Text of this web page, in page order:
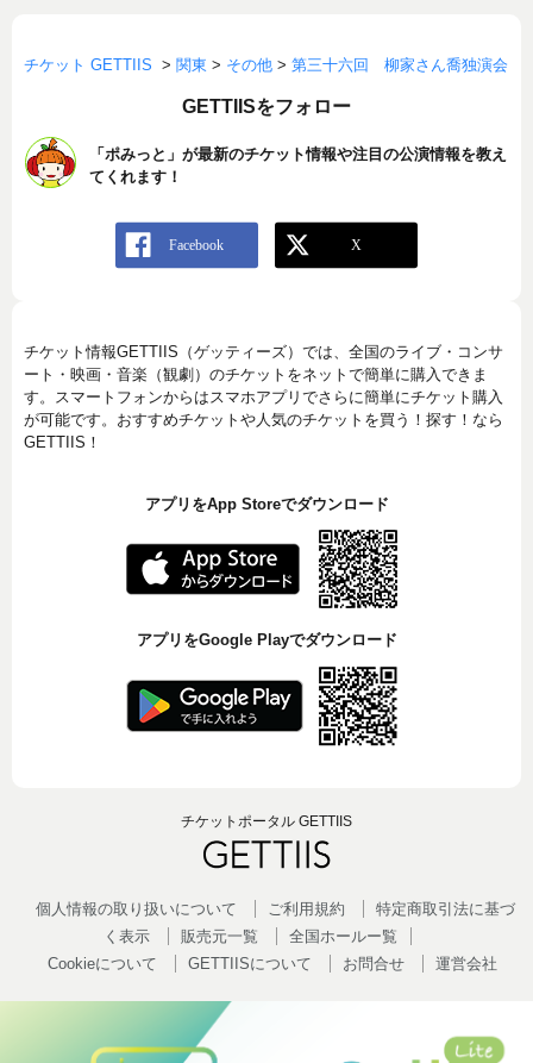
チケット GETTIIS > 関東 > その他 > 第三十六回 柳家さん喬独演会
GETTIISをフォロー
「ポみっと」が最新のチケット情報や注目の公演情報を教え
てくれます！
チケット情報GETTIIS（ゲッティーズ）では、全国のライブ・コンサ
ート・映画・音楽（観劇）のチケットをネットで簡単に購入できま
す。スマートフォンからはスマホアプリでさらに簡単にチケット購入
が可能です。おすすめチケットや人気のチケットを買う！探す！なら
GETTIIS！
アプリをApp Storeでダウンロード
アプリをGoogle Playでダウンロード
チケットポータル GETTIIS
個人情報の取り扱いについて ご利用規約
特定商取引法に基づ
く表示
販売元一覧
全国ホールー覧
Cookieについて
GETTIISについて お問合せ 運営会社